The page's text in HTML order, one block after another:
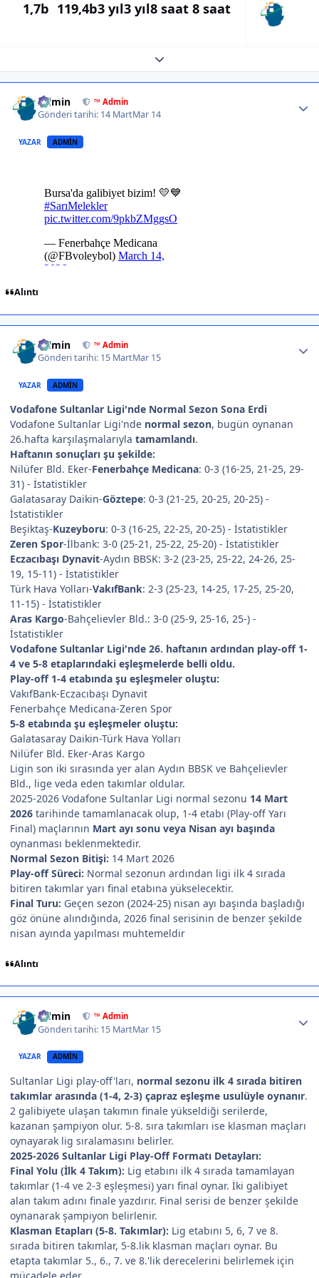
1,7b 119,4b3 yıl3 yıl8 saat 8 saat
Expand topic overview
Admin ™ Admin
Gönderi tarihi: 14 MartMar 14
YAZAR ADMIN
Alıntı
Admin ™ Admin
Gönderi tarihi: 15 MartMar 15
YAZAR ADMIN
Vodafone Sultanlar Ligi'nde Normal Sezon Sona Erdi
Vodafone Sultanlar Ligi'nde normal sezon, bugün oynanan
26.hafta karşılaşmalarıyla tamamlandı.
Haftanın sonuçları şu şekilde:
Nilüfer Bld. Eker-Fenerbahçe Medicana: 0-3 (16-25, 21-25, 29-
31) - İstatistikler
Galatasaray Daikin-Göztepe: 0-3 (21-25, 20-25, 20-25) -
İstatistikler
Beşiktaş-Kuzeyboru: 0-3 (16-25, 22-25, 20-25) - İstatistikler
Zeren Spor-İlbank: 3-0 (25-21, 25-22, 25-20) - İstatistikler
Eczacıbaşı Dynavit-Aydın BBSK: 3-2 (23-25, 25-22, 24-26, 25-
19, 15-11) - İstatistikler
Türk Hava Yolları-VakıfBank: 2-3 (25-23, 14-25, 17-25, 25-20,
11-15) - İstatistikler
Aras Kargo-Bahçelievler Bld.: 3-0 (25-9, 25-16, 25-) -
İstatistikler
Vodafone Sultanlar Ligi'nde 26. haftanın ardından play-off 1-
4 ve 5-8 etaplarındaki eşleşmelerde belli oldu.
Play-off 1-4 etabında şu eşleşmeler oluştu:
VakıfBank-Eczacıbaşı Dynavit
Fenerbahçe Medicana-Zeren Spor
5-8 etabında şu eşleşmeler oluştu:
Galatasaray Daikin-Türk Hava Yolları
Nilüfer Bld. Eker-Aras Kargo
Ligin son iki sırasında yer alan Aydın BBSK ve Bahçelievler
Bld., lige veda eden takımlar oldular.
2025-2026 Vodafone Sultanlar Ligi normal sezonu 14 Mart
2026 tarihinde tamamlanacak olup, 1-4 etabı (Play-off Yarı
Final) maçlarının Mart ayı sonu veya Nisan ayı başında
oynanması beklenmektedir.
Normal Sezon Bitişi: 14 Mart 2026
Play-off Süreci: Normal sezonun ardından ligi ilk 4 sırada
bitiren takımlar yarı final etabına yükselecektir.
Final Turu: Geçen sezon (2024-25) nisan ayı başında başladığı
göz önüne alındığında, 2026 final serisinin de benzer şekilde
nisan ayında yapılması muhtemeldir
Alıntı
Admin ™ Admin
Gönderi tarihi: 15 MartMar 15
YAZAR ADMIN
Sultanlar Ligi play-off'ları, normal sezonu ilk 4 sırada bitiren
takımlar arasında (1-4, 2-3) çapraz eşleşme usulüyle oynanır.
2 galibiyete ulaşan takımın finale yükseldiği serilerde,
kazanan şampiyon olur. 5-8. sıra takımları ise klasman maçları
oynayarak lig sıralamasını belirler.
2025-2026 Sultanlar Ligi Play-Off Formatı Detayları:
Final Yolu (İlk 4 Takım): Lig etabını ilk 4 sırada tamamlayan
takımlar (1-4 ve 2-3 eşleşmesi) yarı final oynar. İki galibiyet
alan takım adını finale yazdırır. Final serisi de benzer şekilde
oynanarak şampiyon belirlenir.
Klasman Etapları (5-8. Takımlar): Lig etabını 5, 6, 7 ve 8.
sırada bitiren takımlar, 5-8.lik klasman maçları oynar. Bu
etapta takımlar 5., 6., 7. ve 8.'lik derecelerini belirlemek için